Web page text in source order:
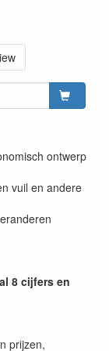
ontwerp
vuil en andere
8 cijfers en
prijzen,